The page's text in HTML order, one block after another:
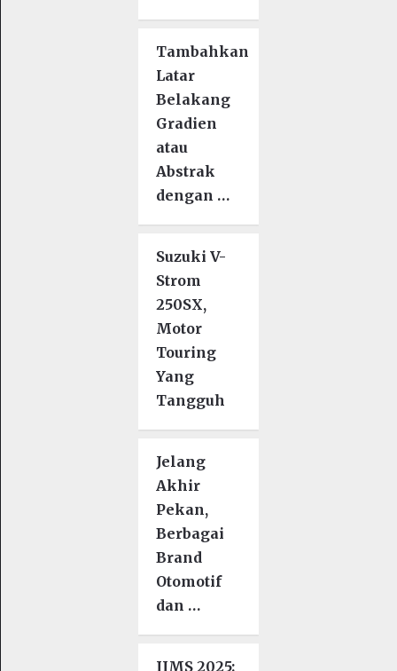
Tambahkan
Latar
Belakang
Gradien
atau
Abstrak
dengan …
Suzuki V-
Strom
250SX,
Motor
Touring
Yang
Tangguh
Jelang
Akhir
Pekan,
Berbagai
Brand
Otomotif
dan …
IIMS 2025: